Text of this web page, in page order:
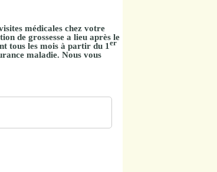
médicales chez votre
de grossesse a lieu après le
tous les mois à partir du 1 er
maladie. Nous vous